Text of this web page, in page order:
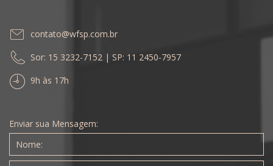
contato@wfsp.com.br
Sor: 15 3232-7152 | SP: 11 2450-7957
9h às 17h
Enviar sua Mensagem: